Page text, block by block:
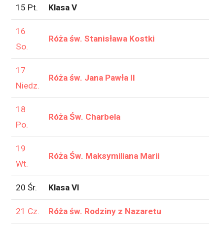
15 Pt. Klasa V
16
So.
Róża św. Stanisława Kostki
17
Niedz.
Róża św. Jana Pawła II
18
Po.
Róża Św. Charbela
19
Wt.
Róża Św. Maksymiliana Marii
20 Śr. Klasa VI
21 Cz. Róża św. Rodziny z Nazaretu